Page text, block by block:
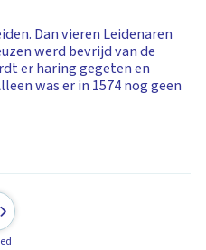
Dan vieren Leidenaren
werd bevrijd van de
er haring gegeten en
was er in 1574 nog geen